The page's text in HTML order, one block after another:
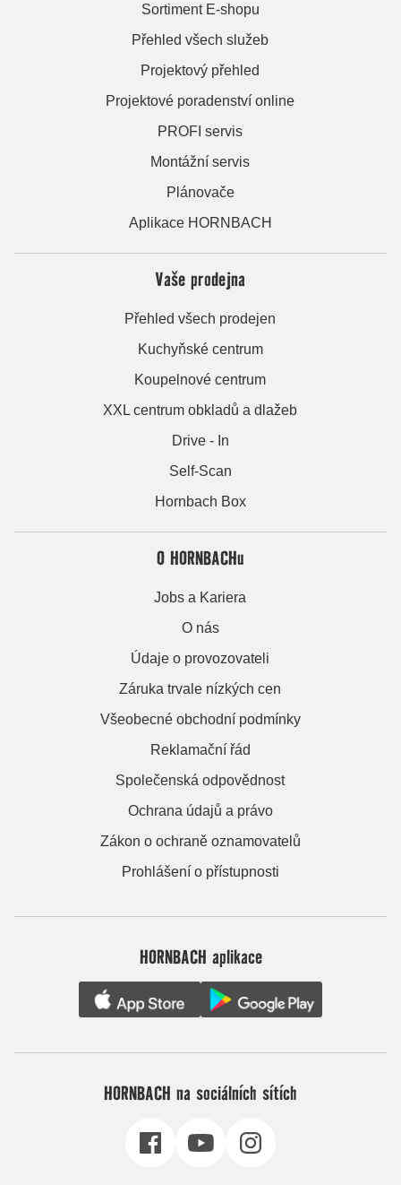
Sortiment E-shopu
Přehled všech služeb
Projektový přehled
Projektové poradenství online
PROFI servis
Montážní servis
Plánovače
Aplikace HORNBACH
Vaše prodejna
Přehled všech prodejen
Kuchyňské centrum
Koupelnové centrum
XXL centrum obkladů a dlažeb
Drive - In
Self-Scan
Hornbach Box
O HORNBACHu
Jobs a Kariera
O nás
Údaje o provozovateli
Záruka trvale nízkých cen
Všeobecné obchodní podmínky
Reklamační řád
Společenská odpovědnost
Ochrana údajů a právo
Zákon o ochraně oznamovatelů
Prohlášení o přístupnosti
HORNBACH aplikace
HORNBACH na sociálních sítích